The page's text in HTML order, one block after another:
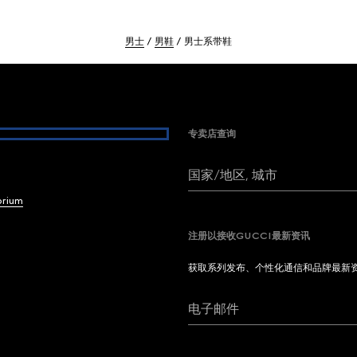
男士 男鞋 男士系带鞋
专卖店查询
国家/地区, 城市
注册以接收GUCCI最新资讯
获取系列发布、个性化通信和品牌最新
电子邮件